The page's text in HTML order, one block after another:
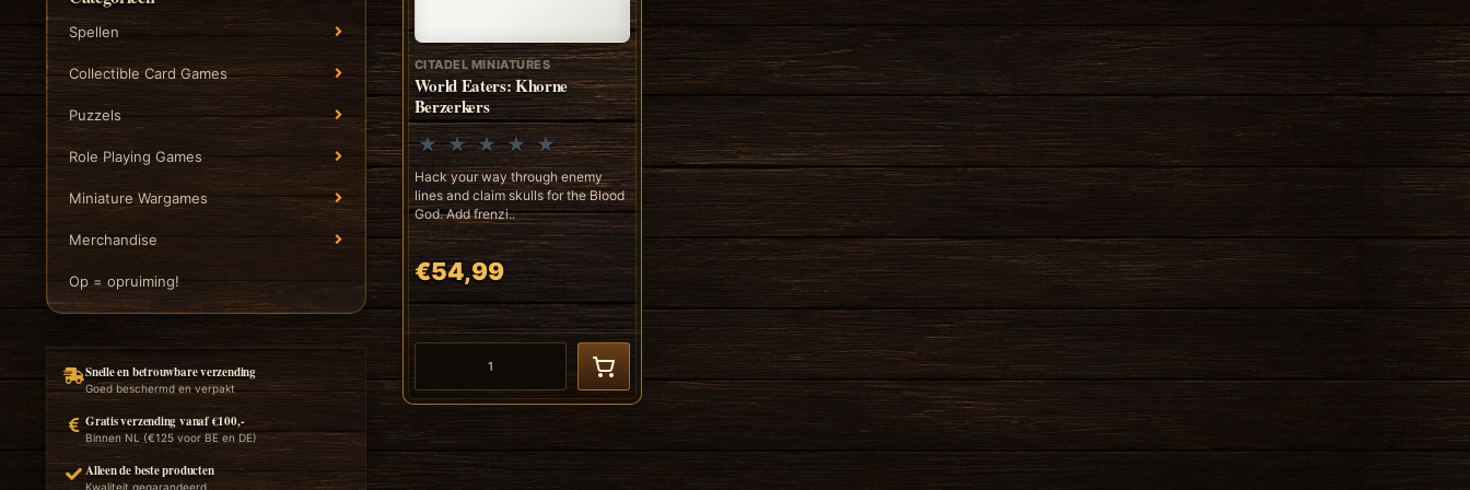
Spellen
Collectible Card Games
Puzzels
Role Playing Games
Miniature Wargames
Merchandise
Op = opruiming!
Snelle en betrouwbare verzending
Goed beschermd en verpakt
Gratis verzending vanaf €100,-
Binnen NL (€125 voor BE en DE)
Alleen de beste producten
Kwaliteit gegarandeerd
CITADEL MINIATURES
World Eaters: Khorne
Berzerkers
Hack your way through enemy
lines and claim skulls for the Blood
God. Add frenzi..
€54,99